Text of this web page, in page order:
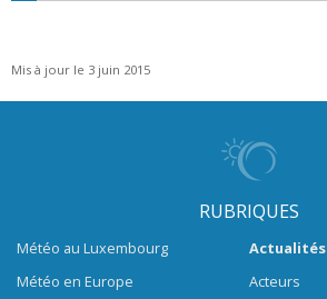
Mis à jour le 3 juin 2015
RUBRIQUES
Météo au Luxembourg
Météo en Europe
Actualités
Acteurs